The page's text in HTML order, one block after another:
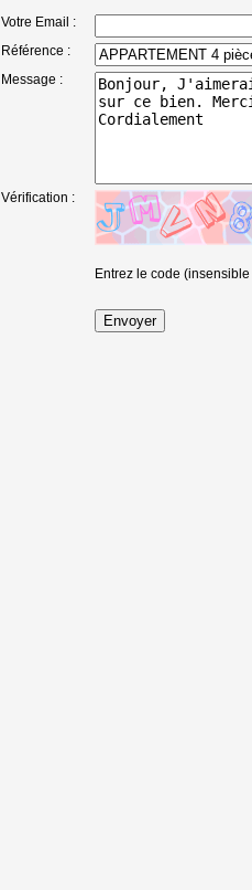
Votre Email :
Référence :
Message :
Vérification :
Entrez le code